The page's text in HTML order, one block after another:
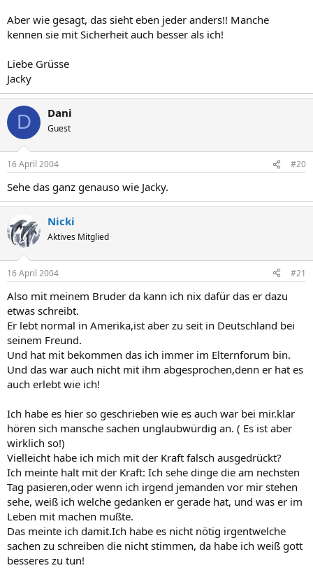
Aber wie gesagt, das sieht eben jeder anders!! Manche
kennen sie mit Sicherheit auch besser als ich!
Liebe Grüsse
Jacky
D Dani
Guest
16 April 2004 #20
Sehe das ganz genauso wie Jacky.
Nicki
Aktives Mitglied
16 April 2004 #21
Also mit meinem Bruder da kann ich nix dafür das er dazu
etwas schreibt.
Er lebt normal in Amerika,ist aber zu seit in Deutschland bei
seinem Freund.
Und hat mit bekommen das ich immer im Elternforum bin.
Und das war auch nicht mit ihm abgesprochen,denn er hat es
auch erlebt wie ich!
Ich habe es hier so geschrieben wie es auch war bei mir.klar
hören sich mansche sachen unglaubwürdig an. ( Es ist aber
wirklich so!)
Vielleicht habe ich mich mit der Kraft falsch ausgedrückt?
Ich meinte halt mit der Kraft: Ich sehe dinge die am nechsten
Tag pasieren,oder wenn ich irgend jemanden vor mir stehen
sehe, weiß ich welche gedanken er gerade hat, und was er im
Leben mit machen mußte.
Das meinte ich damit.Ich habe es nicht nötig irgentwelche
sachen zu schreiben die nicht stimmen, da habe ich weiß gott
besseres zu tun!